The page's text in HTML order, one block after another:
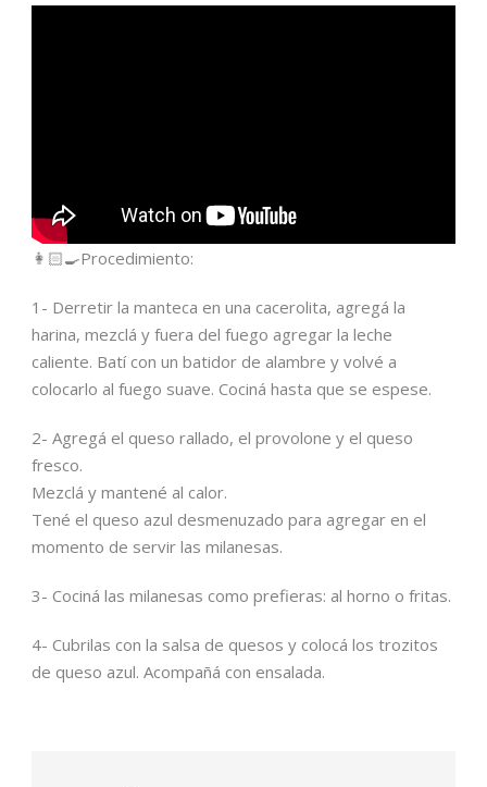
👩🏻‍🍳Procedimiento:
1- Derretir la manteca en una cacerolita, agregá la
harina, mezclá y fuera del fuego agregar la leche
caliente. Batí con un batidor de alambre y volvé a
colocarlo al fuego suave. Cociná hasta que se espese.
2- Agregá el queso rallado, el provolone y el queso
fresco.
Mezclá y mantené al calor.
Tené el queso azul desmenuzado para agregar en el
momento de servir las milanesas.
3- Cociná las milanesas como prefieras: al horno o fritas.
4- Cubrilas con la salsa de quesos y colocá los trozitos
de queso azul. Acompañá con ensalada.